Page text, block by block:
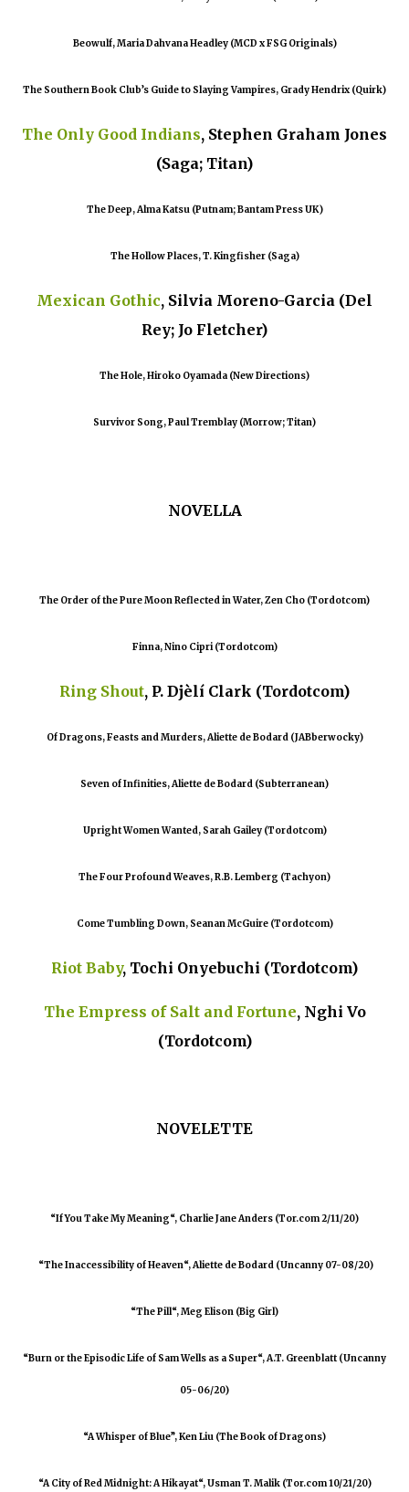
Beowulf, Maria Dahvana Headley (MCD x FSG Originals)
The Southern Book Club’s Guide to Slaying Vampires, Grady Hendrix (Quirk)
The Only Good Indians, Stephen Graham Jones
(Saga; Titan)
The Deep, Alma Katsu (Putnam; Bantam Press UK)
The Hollow Places, T. Kingfisher (Saga)
Mexican Gothic, Silvia Moreno-Garcia (Del
Rey; Jo Fletcher)
The Hole, Hiroko Oyamada (New Directions)
Survivor Song, Paul Tremblay (Morrow; Titan)
NOVELLA
The Order of the Pure Moon Reflected in Water, Zen Cho (Tordotcom)
Finna, Nino Cipri (Tordotcom)
Ring Shout, P. Djèlí Clark (Tordotcom)
Of Dragons, Feasts and Murders, Aliette de Bodard (JABberwocky)
Seven of Infinities, Aliette de Bodard (Subterranean)
Upright Women Wanted, Sarah Gailey (Tordotcom)
The Four Profound Weaves, R.B. Lemberg (Tachyon)
Come Tumbling Down, Seanan McGuire (Tordotcom)
Riot Baby, Tochi Onyebuchi (Tordotcom)
The Empress of Salt and Fortune, Nghi Vo
(Tordotcom)
NOVELETTE
“If You Take My Meaning“, Charlie Jane Anders (Tor.com 2/11/20)
“The Inaccessibility of Heaven“, Aliette de Bodard (Uncanny 07-08/20)
“The Pill“, Meg Elison (Big Girl)
“Burn or the Episodic Life of Sam Wells as a Super“, A.T. Greenblatt (Uncanny
05-06/20)
“A Whisper of Blue”, Ken Liu (The Book of Dragons)
“A City of Red Midnight: A Hikayat“, Usman T. Malik (Tor.com 10/21/20)